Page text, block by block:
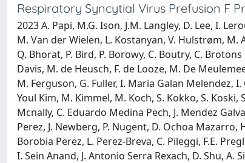
Respiratory Syncytial Virus Prefusion F
2023 A. Papi, M.G. Ison, J.M. Langley, D. Lee, I.
M. Van der Wielen, L. Kostanyan, V. Hulstrøm, M.
Q. Bhorat, P. Bird, P. Borowy, C. Boutry, C.
Davis, M. de Heusch, F. de Looze, M. De
M. Ferguson, G. Fuller, I. Maria Galan Melendez,
Youl Kim, M. Kimmel, M. Koch, S. Kokko, S.
Mcnally, C. Eduardo Medina Pech, J. Mendez
Perez, J. Newberg, P. Nugent, D. Ochoa Mazarro,
Borobia Perez, L. Perez-Breva, C. Pileggi, F.E.
I. Sein Anand, J. Antonio Serra Rexach, D. Shu, A.